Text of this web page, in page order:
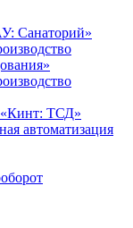
Санаторий»
ТСД»
автоматизация